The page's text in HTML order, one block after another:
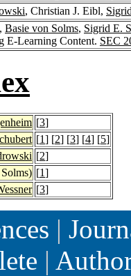
, Christian J. Eibl,
Basie von Solms, Sigrid E.
E-Learning Content. SEC
[3]
[1] [2] [3] [4] [5]
[2]
[1]
[3]
|
|